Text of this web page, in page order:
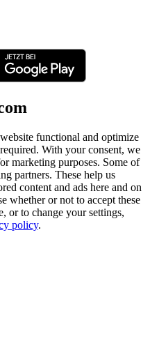
functional and optimize
With your consent, we
marketing purposes. Some of
partners. These help us
content and ads here and on
whether or not to accept these
or to change your settings,
policy.